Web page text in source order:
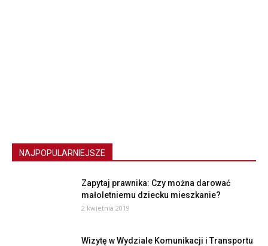
NAJPOPULARNIEJSZE
Zapytaj prawnika: Czy można darować
małoletniemu dziecku mieszkanie?
2 kwietnia 2019
Wizytę w Wydziale Komunikacji i Transportu